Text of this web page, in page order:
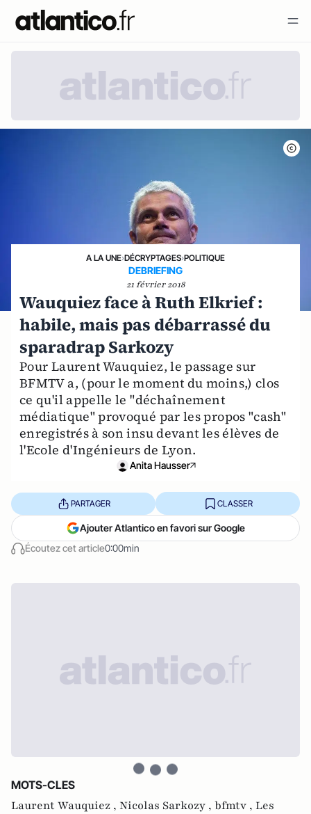
A LA UNE›DÉCRYPTAGES›POLITIQUE
DEBRIEFING
21 février 2018
Wauquiez face à Ruth Elkrief :
habile, mais pas débarrassé du
sparadrap Sarkozy
Pour Laurent Wauquiez, le passage sur
BFMTV a, (pour le moment du moins,) clos
ce qu'il appelle le "déchaînement
médiatique" provoqué par les propos "cash"
enregistrés à son insu devant les élèves de
l'Ecole d'Ingénieurs de Lyon.
Anita Hausser
Écoutez cet article0:00min
PARTAGER CLASSER
Ajouter Atlantico en favori sur Google
MOTS-CLES
Laurent Wauquiez , Nicolas Sarkozy , bfmtv , Les